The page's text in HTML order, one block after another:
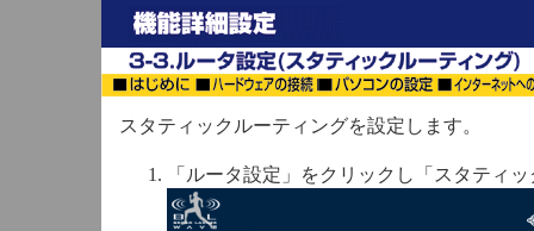
スタティックルーティングを設定します。
「ルータ設定」をクリックし「スタティ